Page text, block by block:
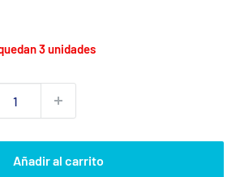
3 unidades
Añadir al carrito